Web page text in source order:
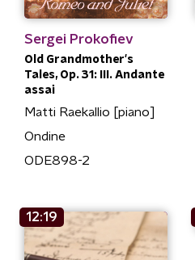
Sergei Prokofiev
Old Grandmother's
Tales, Op. 31: III. Andante
assai
Matti Raekallio [piano]
Ondine
ODE898-2
12:19